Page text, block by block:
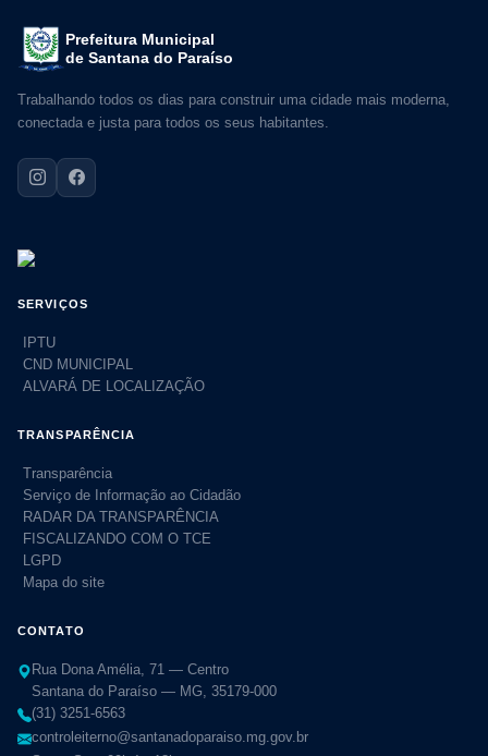
Prefeitura Municipal
de Santana do Paraíso
Trabalhando todos os dias para construir uma cidade mais moderna,
conectada e justa para todos os seus habitantes.
SERVIÇOS
IPTU
CND MUNICIPAL
ALVARÁ DE LOCALIZAÇÃO
TRANSPARÊNCIA
Transparência
Serviço de Informação ao Cidadão
RADAR DA TRANSPARÊNCIA
FISCALIZANDO COM O TCE
LGPD
Mapa do site
CONTATO
Rua Dona Amélia, 71 — Centro
Santana do Paraíso — MG, 35179-000
(31) 3251-6563
controleiterno@santanadoparaiso.mg.gov.br